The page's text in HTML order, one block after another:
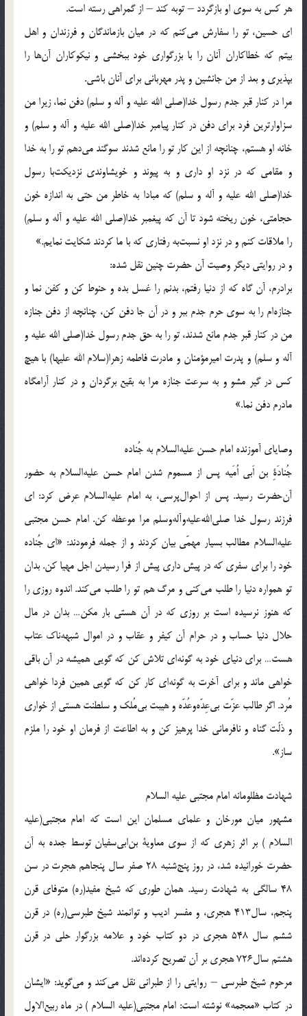
هر كس به سوى او بازگردد – توبه كند – از گمراهى رسته است.
اى حسين، تو را سفارش مى‌كنم كه در ميان بازماندگان و فرزندان و اهل
بيتم كه خطاكاران آنان را با بزرگوارى خود ببخشى و نيكوكاران آن‌ها را
بپذيرى و بعد از من جانشين و پدر مهربانى براى آنان باشى.
مرا در كنار قبر جدم رسول خدا(صلی الله علیه و آله و سلم) دفن نما، زيرا من
سزاوارترين فرد براى دفن در كنار پيامبر خدا(صلی الله علیه و آله و سلم) و
خانه او هستم، چنانچه از اين كار تو را مانع شدند سوگند مى‌دهم تو را به خدا
و مقامى كه در نزد او دارى و به پيوند و خويشاوندى نزديكت‌با رسول
خدا(صلی الله علیه و آله و سلم) كه مبادا به خاطر من حتى به اندازه خون
حجامتى، خون ريخته شود تا آن كه پيغمبر خدا(صلی الله علیه و آله و سلم)
را ملاقات كنم و در نزد او نسبت‌به رفتارى كه با ما كردند شكايت نمايم.»
و در روايتى ديگر وصيت آن حضرت چنين نقل شده:
برادرم، آن گاه كه از دنيا رفتم، بدنم را غسل بده و حنوط كن و كفن نما و
جنازه‌ام را به سوى حرم جدم ببر و در آن جا دفن كن، چنانچه از دفن جنازه
من در كنار قبر جدم مانع شدند، تو را به حق جدم رسول خدا(صلی الله علیه و
آله و سلم) و پدرت اميرمؤمنان و مادرت فاطمه زهرا(سلام الله علیها) با هيچ
كس در گير مشو و به سرعت جنازه مرا به بقيع برگردان و در كنار آرامگاه
مادرم دفن نما.»
وصایای آموزنده امام حسن علیه‌السلام به جُناده
جُنادَةِ بن اَبی اُمَیه پس از مسموم شدن امام حسن علیه‌السلام به حضور
آن‌حضرت رسید. پس از احوال‌پرسی، به امام علیه‌السلام عرض کرد: ای
فرزند رسول خدا صلی‌الله‌علیه‌و‌آله‌وسلم مرا موعظه کن. امام حسن مجتبی
علیه‌السلام مطالب بسیار مهمّی بیان کردند و از جمله فرمودند: «ای جُناده
خود را برای سفری که در پیش داری پیش از فرا رسیدن اجل مهیا کن. بدان
تو همواره دنیا را طلب می‌کنی و مرگ هم تو را طلب می‌کند. اندوه روزی را
که هنوز نرسیده است بر روزی که در آن هستی بار مکن… بدان در مال
حلال دنیا حساب و در حرام آن کیفر و عقاب و در اموال شبهه‌ناک عتاب
هست… برای دنیای خود به گونه‌ای تلاش کن که گویی همیشه در آن باقی
خواهی ماند و برای آخرت به گونه‌ای کار کن که گویی همین فردا خواهی
مُرد. اگر طالب عزّت بی‌عِدّه‌وعُدّه و هیبت بی‌مُلک و سلطنت هستی از خواری
و ذلّت گناه و نافرمانی خدا پرهیز کن و به اطاعت از فرمان او خود را ملزم
ساز».
شهادت مظلومانه امام مجتبى عليه السلام
مشهور ميان مورخان و علماى مسلمان اين است كه امام مجتبى(علیه
السلام )‌ بر اثر زهرى كه از سوى معاوية بن‌ابى‌سفيان توسط جعده به آن
حضرت خورانيده شد، در روز پنج‌شنبه 28 صفر سال پنجاهم هجرت در سن
48 سالگى به شهادت رسيد. همان طورى كه شيخ مفيد(ره) متوفاى قرن
پنجم، سال‌413 هجرى، و مفسر اديب و توانمند شيخ طبرسى(ره) در قرن
ششم سال 548 هجرى در دو كتاب خود و علامه بزرگوار حلى در قرن
هشتم سال‌726 هجرى بر آن تصريح كرده‌اند.
مرحوم شيخ طبرسى – روايتى را از طبرانى نقل مى‌كند و مى‌گويد: «ايشان
در كتاب «معجمه‌» نوشته است: امام مجتبى(علیه السلام )‌ در ماه ربيع‌الاول